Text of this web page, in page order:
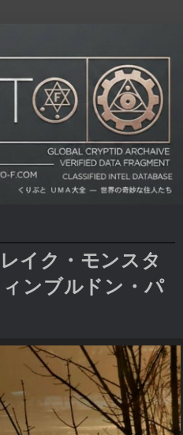
イク・モンスタ
ンブルドン・パ